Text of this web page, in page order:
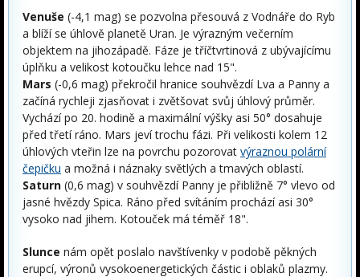
Venuše (-4,1 mag) se pozvolna přesouvá z Vodnáře do Ryb
a blíží se úhlově planetě Uran. Je výrazným večerním
objektem na jihozápadě. Fáze je tříčtvrtinová z ubývajícímu
úplňku a velikost kotoučku lehce nad 15".
Mars (-0,6 mag) překročil hranice souhvězdí Lva a Panny a
začíná rychleji zjasňovat i zvětšovat svůj úhlový průměr.
Vychází po 20. hodině a maximální výšky asi 50° dosahuje
před třetí ráno. Mars jeví trochu fázi. Při velikosti kolem 12
úhlových vteřin lze na povrchu pozorovat výraznou polární
čepičku a možná i náznaky světlých a tmavých oblastí.
Saturn (0,6 mag) v souhvězdí Panny je přibližně 7° vlevo od
jasné hvězdy Spica. Ráno před svítáním prochází asi 30°
vysoko nad jihem. Kotouček má téměř 18".
Slunce nám opět poslalo navštívenky v podobě pěkných
erupcí, výronů vysokoenergetických částic i oblaků plazmy.